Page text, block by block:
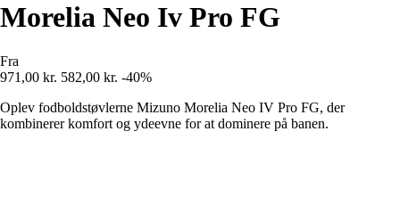
Morelia Neo Iv Pro FG
Fra
971,00 kr. 582,00 kr. -40%
Oplev fodboldstøvlerne Mizuno Morelia Neo IV Pro FG, der
kombinerer komfort og ydeevne for at dominere på banen.